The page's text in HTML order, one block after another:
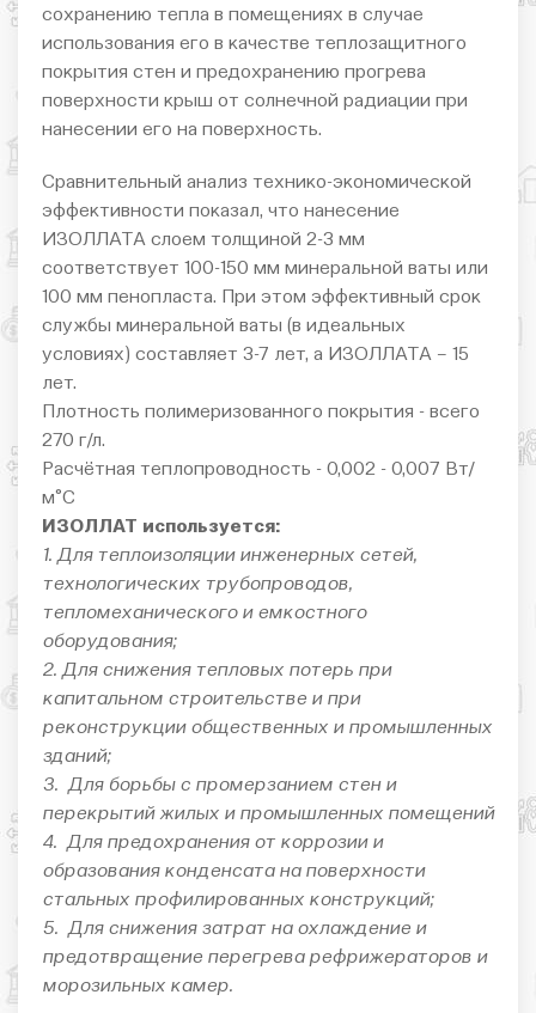
сохранению тепла в помещениях в случае
использования его в качестве теплозащитного
покрытия стен и предохранению прогрева
поверхности крыш от солнечной радиации при
нанесении его на поверхность.
Сравнительный анализ технико-экономической
эффективности показал, что нанесение
ИЗОЛЛАТА слоем толщиной 2-3 мм
соответствует 100-150 мм минеральной ваты или
100 мм пенопласта. При этом эффективный срок
службы минеральной ваты (в идеальных
условиях) составляет 3-7 лет, а ИЗОЛЛАТА – 15
лет.
Плотность полимеризованного покрытия - всего
270 г/л.
Расчётная теплопроводность - 0,002 - 0,007 Вт/
м°С
ИЗОЛЛАТ используется:
1. Для теплоизоляции инженерных сетей,
технологических трубопроводов,
тепломеханического и емкостного
оборудования;
2. Для снижения тепловых потерь при
капитальном строительстве и при
реконструкции общественных и промышленных
зданий;
3. Для борьбы с промерзанием стен и
перекрытий жилых и промышленных помещений
4. Для предохранения от коррозии и
образования конденсата на поверхности
стальных профилированных конструкций;
5. Для снижения затрат на охлаждение и
предотвращение перегрева рефрижераторов и
морозильных камер.